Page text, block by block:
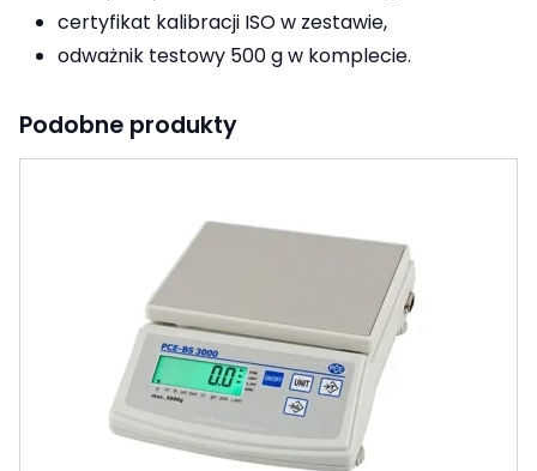
certyfikat kalibracji ISO w zestawie,
odważnik testowy 500 g w komplecie.
Podobne produkty